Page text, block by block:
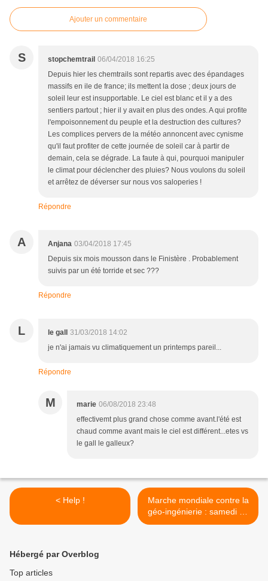
Ajouter un commentaire
S stopchemtrail 06/04/2018 16:25
Depuis hier les chemtrails sont repartis avec des épandages
massifs en ile de france; ils mettent la dose ; deux jours de
soleil leur est insupportable. Le ciel est blanc et il y a des
sentiers partout ; hier il y avait en plus des ondes. A qui profite
l'empoisonnement du peuple et la destruction des cultures?
Les complices pervers de la météo annoncent avec cynisme
qu'il faut profiter de cette journée de soleil car à partir de
demain, cela se dégrade. La faute à qui, pourquoi manipuler
le climat pour déclencher des pluies? Nous voulons du soleil
et arrêtez de déverser sur nous vos saloperies !
Répondre
A Anjana 03/04/2018 17:45
Depuis six mois mousson dans le Finistère . Probablement
suivis par un été torride et sec ???
Répondre
L le gall
31/03/2018 14:02
je n'ai jamais vu climatiquement un printemps pareil...
Répondre
M marie 06/08/2018 23:48
effectivemt plus grand chose comme avant.l'été est
chaud comme avant mais le ciel est différent...etes vs
le gall le galleux?
< Help !
Marche mondiale contre la
géo-ingénierie : samedi 21
avril à Carpentras >
Hébergé par Overblog
Top articles